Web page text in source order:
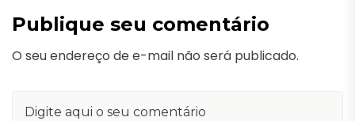
Publique seu comentário
O seu endereço de e-mail não será publicado.